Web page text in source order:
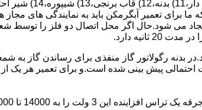
می شود.حال اگر محل اتصال دو فلز را توسط
رگولاتور گاز منفذی برای رساندن گاز به
پیش بینی شده است.و برای تعمیر هر یک از